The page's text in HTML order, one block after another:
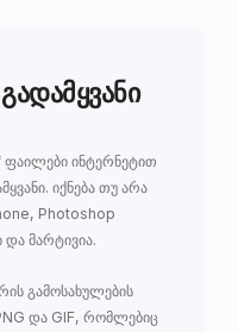
ინტერნეტით
იქნება თუ არა
Photoshop
მარტივია.
გამოსახულების
და GIF, რომლებიც